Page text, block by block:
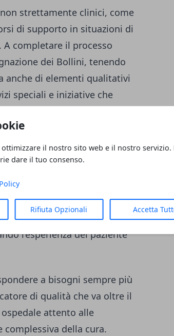
il nostro sito web e il nostro servizio.
dare il tuo consenso.
Rifiuta Opzionali Accetta
strettamente clinici, come
di supporto in situazioni di
completare il processo
dei Bollini, tenendo
di elementi qualitativi
speciali e iniziative che
II, la conferma dei tre
modello organizzativo che
e sensibilità
dedicati consente una
l’esperienza del paziente
a bisogni sempre più
di qualità che va oltre il
attento alle
della cura.